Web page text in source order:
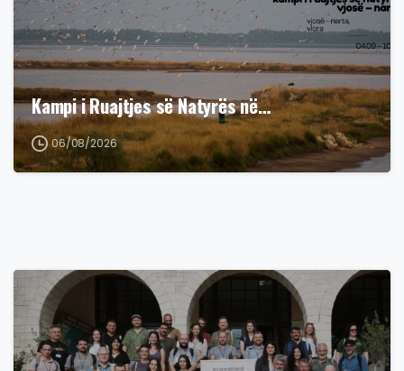
Kampi i Ruajtjes së Natyrës në…
06/08/2026